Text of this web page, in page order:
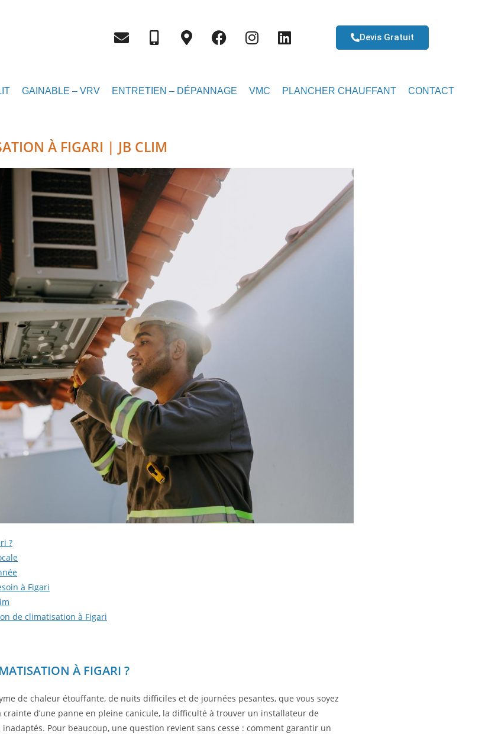
Devis Gratuit
GAINABLE – VRV ENTRETIEN – DÉPANNAGE VMC PLANCHER CHAUFFANT CONTACT
À FIGARI | JB CLIM
?
à Figari
de climatisation à Figari
À FIGARI ?
de chaleur étouffante, de nuits difficiles et de journées pesantes, que vous soyez
d’une panne en pleine canicule, la difficulté à trouver un installateur de
Pour beaucoup, une question revient sans cesse : comment garantir un